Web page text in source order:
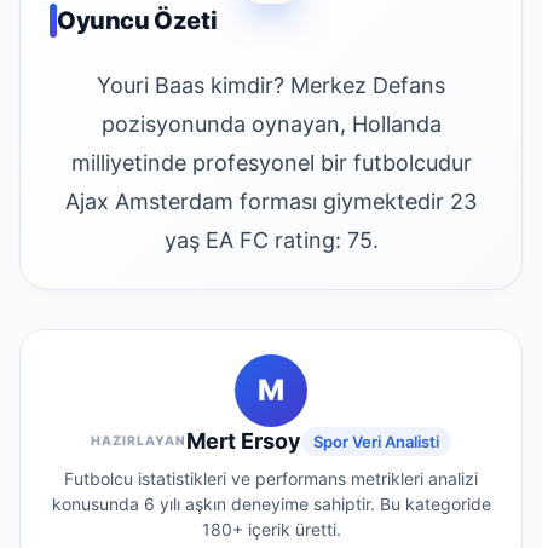
Oyuncu Özeti
Youri Baas kimdir? Merkez Defans
pozisyonunda oynayan, Hollanda
milliyetinde profesyonel bir futbolcudur
Ajax Amsterdam forması giymektedir 23
yaş EA FC rating: 75.
M
HAZIRLAYAN Mert Ersoy Spor Veri Analisti
Futbolcu istatistikleri ve performans metrikleri analizi
konusunda 6 yılı aşkın deneyime sahiptir. Bu kategoride
180+ içerik üretti.